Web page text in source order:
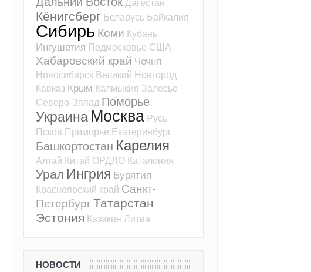
Кёнигсберг Беларусь Байкалия
Сибирь Коми Кубань
Ингушетия Подмосковье США
Хабаровский край Чечня
Новосибирск Великий Новгород
Кавказ Крым Калмыкия Залесье
Северо-Запад Поморье
УкраинаМосква Русь
Псков Приморье Екатеринбург
Башкортостан Карелия
Алтай Китай ОРДЛО Каталония
Урал Ингрия Бурятия
Красноярский край Санкт-
ПетербургТатарстан
Эстония Казакия Литва
НОВОСТИ